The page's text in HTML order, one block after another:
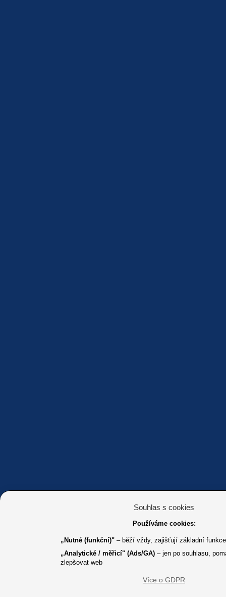
Souhlas s cookies
Používáme cookies:
„Nutné (funkční)" – běží vždy, zajišťují základní
„Analytické / měřicí" (Ads/GA) – jen po souhlasu,
zlepšovat web
Více o GDPR